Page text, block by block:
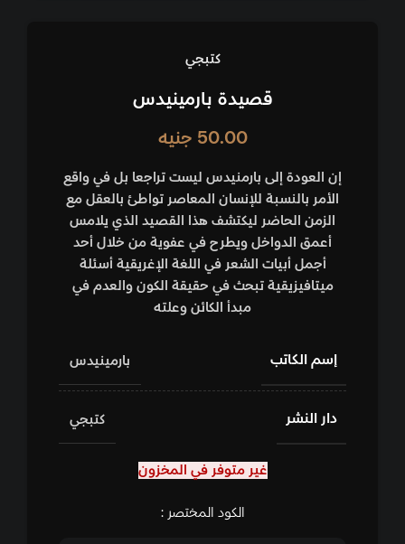
كتبجي
قصيدة بارمينيدس
50.00 جنيه
إن العودة إلى بارمنيدس ليست تراجعا بل في واقع
الأمر بالنسبة للإنسان المعاصر تواطئ بالعقل مع
الزمن الحاضر ليكتشف هذا القصيد الذي يلامس
أعمق الدواخل ويطرح في عفوية من خلال أحد
أجمل أبيات الشعر في اللغة الإغريقية أسئلة
ميتافيزيقية تبحث في حقيقة الكون والعدم في
مبدأ الكائن وعلته
إسم الكاتب بارمينيدس
دار النشر كتبجي
غير متوفر في المخزون
الكود المختصر :